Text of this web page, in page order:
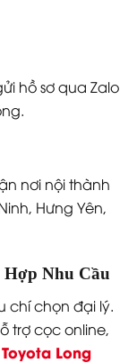
hồ sơ qua Zalo
nơi nội thành
Hưng Yên,
Nhu Cầu
chí chọn đại lý.
trợ cọc online,
Toyota Long